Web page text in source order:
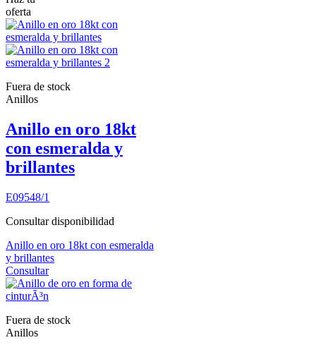
oferta
Fuera de stock
Anillos
Anillo en oro 18kt
con esmeralda y
brillantes
E09548/1
Consultar disponibilidad
Anillo en oro 18kt con esmeralda
y brillantes
Consultar
Fuera de stock
Anillos